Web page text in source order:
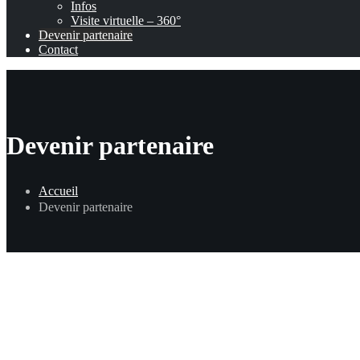
Infos
Visite virtuelle – 360°
Devenir partenaire
Contact
Devenir partenaire
Accueil
Devenir partenaire